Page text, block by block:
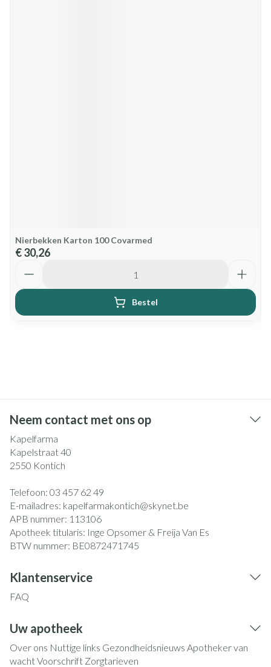
Nierbekken Karton 100 Covarmed
€ 30,26
Bestel
Neem contact met ons op
Kapelfarma
Kapelstraat 40
2550 Kontich
Telefoon: 03 457 62 49
E-mailadres: kapelfarmakontich@skynet.be
APB nummer: 113106
Apotheek titularis: Inge Opsomer & Freija Van Es
BTW nummer: BE0872471745
Klantenservice
FAQ
Uw apotheek
Over ons Nuttige links Gezondheidsnieuws Apotheker van
wachtVoorschrift Zorgtarieven